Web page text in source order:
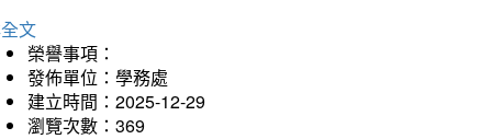
文
榮譽事項：
發佈單位：學務處
建立時間：2025-12-29
瀏覽次數：369